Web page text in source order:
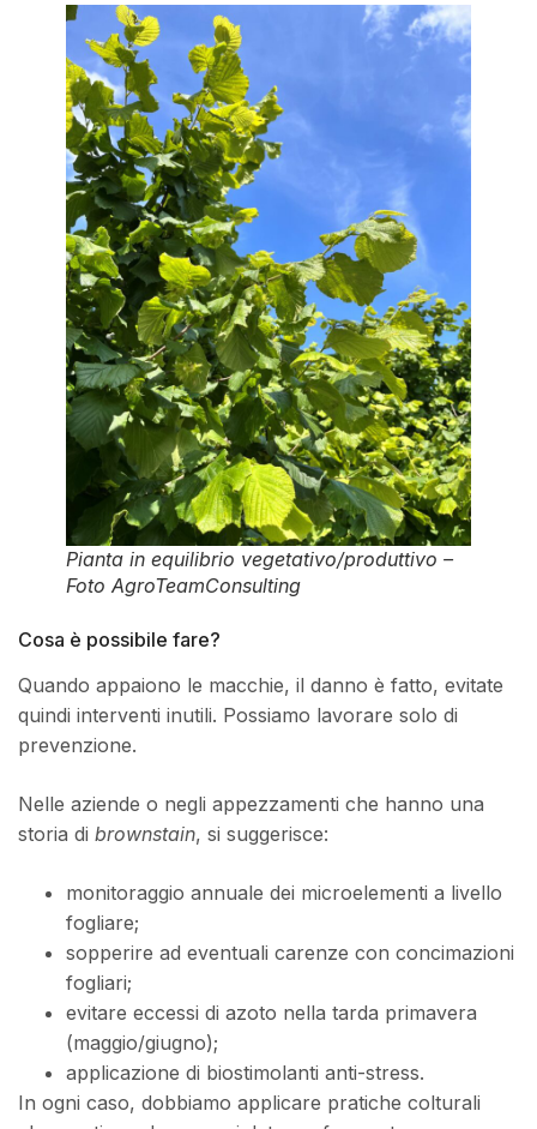
Pianta in equilibrio vegetativo/produttivo –
Foto AgroTeamConsulting
Cosa è possibile fare?
Quando appaiono le macchie, il danno è fatto, evitate
quindi interventi inutili. Possiamo lavorare solo di
prevenzione.
Nelle aziende o negli appezzamenti che hanno una
storia di brownstain, si suggerisce:
monitoraggio annuale dei microelementi a livello
fogliare;
sopperire ad eventuali carenze con concimazioni
fogliari;
evitare eccessi di azoto nella tarda primavera
(maggio/giugno);
applicazione di biostimolanti anti-stress.
In ogni caso, dobbiamo applicare pratiche colturali